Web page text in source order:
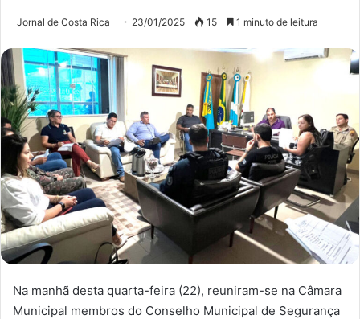
Jornal de Costa Rica 23/01/2025 15 1 minuto de leitura
Na manhã desta quarta-feira (22), reuniram-se na Câmara
Municipal membros do Conselho Municipal de Segurança